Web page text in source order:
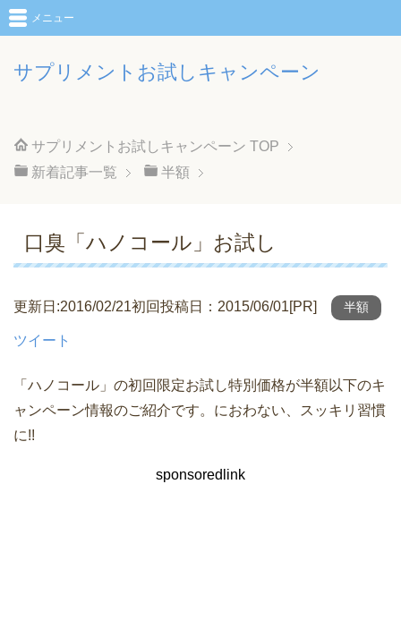
サプリメントお試しキャンペーン
メニュー
サプリメントお試しキャンペーン TOP
新着記事一覧
半額
口臭「ハノコール」お試し
更新日:2016/02/21初回投稿日：2015/06/01[PR] 半額
ツイート
「ハノコール」の初回限定お試し特別価格が半額以下のキ
ャンペーン情報のご紹介です。におわない、スッキリ習慣
に!!
sponsoredlink